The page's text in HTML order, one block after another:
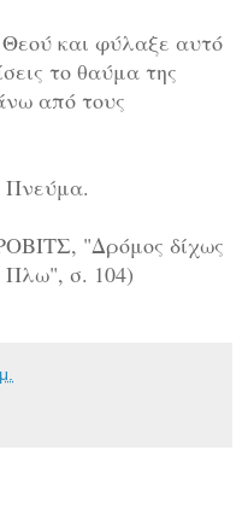
και φύλαξε αυτό
το θαύμα της
από τους
Πνεύμα.
"Δρόμος δίχως
Πλω", σ. 104)